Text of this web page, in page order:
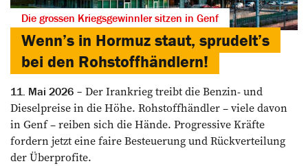
Die grossen Kriegsgewinnler sitzen in Genf
Wenn’s in Hormuz staut, sprudelt’s
bei den Rohstoffhändlern!
11. Mai 2026
Der Irankrieg treibt die ­Benzin- und
Dieselpreise in die Höhe. Rohstoffhändler – viele davon
in Genf – reiben sich die Hände. ­Progressive Kräfte
fordern jetzt eine faire Besteuerung und Rück­verteilung
der Überprofite.